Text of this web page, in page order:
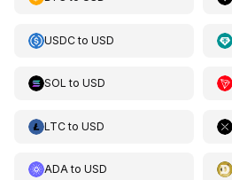
USDCto USD
SOL to USD
LTCto USD
ADAto USD